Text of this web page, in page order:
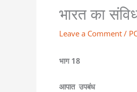
भारत का
Leave a Comment /
भाग 18
आपात उपबंध